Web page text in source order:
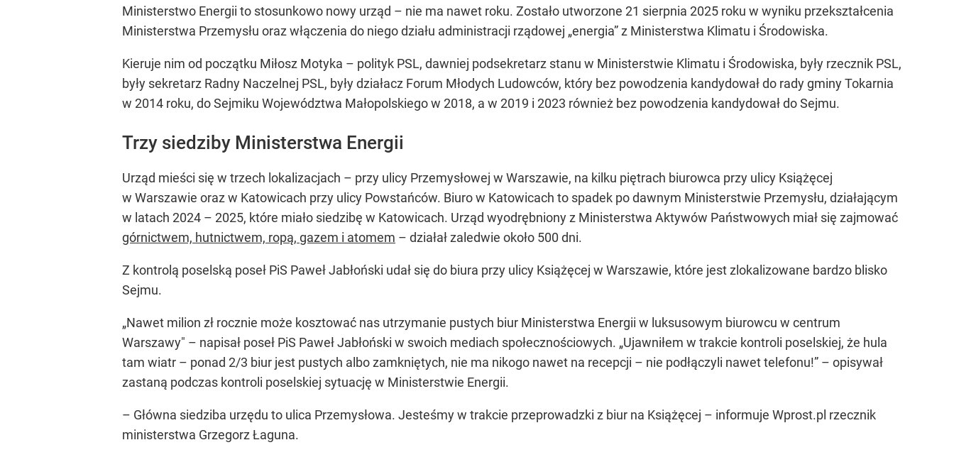
Ministerstwo Energii to stosunkowo nowy urząd – nie ma nawet roku. Zostało utworzone 21 sierpnia 2025 roku w wyniku przekształcenia
Ministerstwa Przemysłu oraz włączenia do niego działu administracji rządowej „energia” z Ministerstwa Klimatu i Środowiska.
Kieruje nim od początku Miłosz Motyka – polityk PSL, dawniej podsekretarz stanu w Ministerstwie Klimatu i Środowiska, były rzecznik PSL,
były sekretarz Radny Naczelnej PSL, były działacz Forum Młodych Ludowców, który bez powodzenia kandydował do rady gminy Tokarnia
w 2014 roku, do Sejmiku Województwa Małopolskiego w 2018, a w 2019 i 2023 również bez powodzenia kandydował do Sejmu.
Trzy siedziby Ministerstwa Energii
Urząd mieści się w trzech lokalizacjach – przy ulicy Przemysłowej w Warszawie, na kilku piętrach biurowca przy ulicy Książęcej
w Warszawie oraz w Katowicach przy ulicy Powstańców. Biuro w Katowicach to spadek po dawnym Ministerstwie Przemysłu, działającym
w latach 2024 – 2025, które miało siedzibę w Katowicach. Urząd wyodrębniony z Ministerstwa Aktywów Państwowych miał się zajmować
górnictwem, hutnictwem, ropą, gazem i atomem – działał zaledwie około 500 dni.
Z kontrolą poselską poseł PiS Paweł Jabłoński udał się do biura przy ulicy Książęcej w Warszawie, które jest zlokalizowane bardzo blisko
Sejmu.
„Nawet milion zł rocznie może kosztować nas utrzymanie pustych biur Ministerstwa Energii w luksusowym biurowcu w centrum
Warszawy" – napisał poseł PiS Paweł Jabłoński w swoich mediach społecznościowych. „Ujawniłem w trakcie kontroli poselskiej, że hula
tam wiatr – ponad 2/3 biur jest pustych albo zamkniętych, nie ma nikogo nawet na recepcji – nie podłączyli nawet telefonu!” – opisywał
zastaną podczas kontroli poselskiej sytuację w Ministerstwie Energii.
– Główna siedziba urzędu to ulica Przemysłowa. Jesteśmy w trakcie przeprowadzki z biur na Książęcej – informuje Wprost.pl rzecznik
ministerstwa Grzegorz Łaguna.